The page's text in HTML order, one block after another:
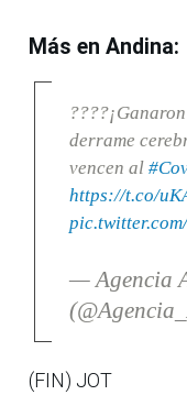
Más en Andina:
derrame
vencen al
https://t.co/
— Agencia
(FIN) JOT